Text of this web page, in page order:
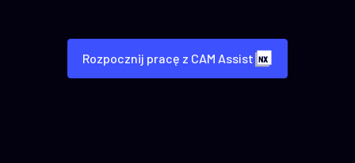
Rozpocznij pracę z CAM Assist